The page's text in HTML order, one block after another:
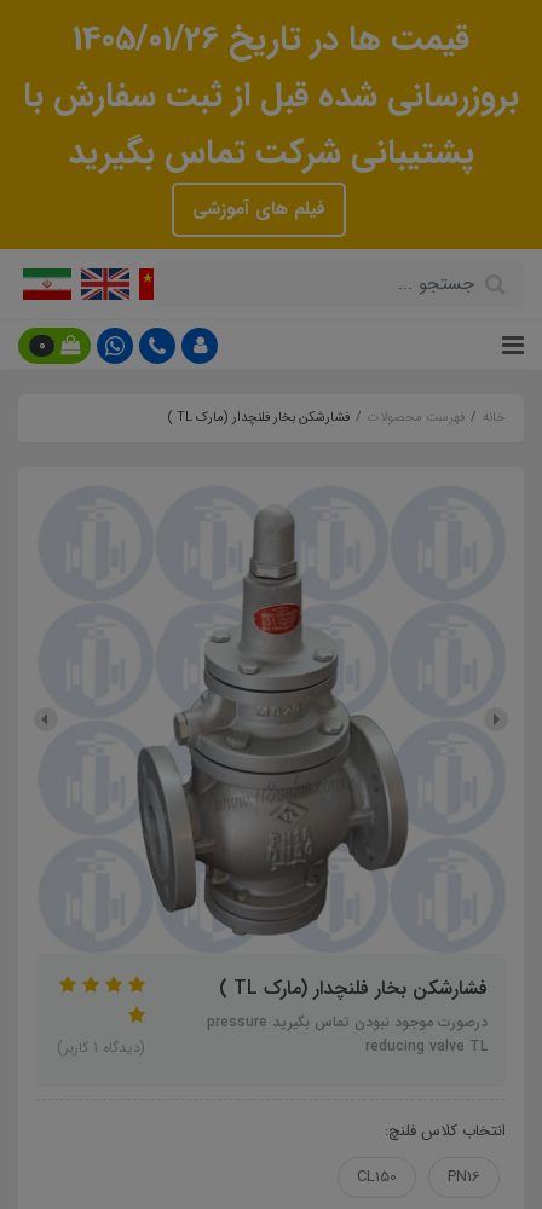
قیمت ها در تاریخ 1405/01/26
بروزرسانی شده قبل از ثبت سفارش با
پشتیبانی شرکت تماس بگیرید
فیلم های آموزشی
0
خانه فهرست محصولات فشارشکن بخار فلنچدار (مارک TL )
فشارشکن بخار فلنچدار (مارک TL )
درصورت موجود نبودن تماس بگیرید pressure
reducing valve TL
(دیدگاه 1 کاربر)
انتخاب کلاس فلنچ:
PN16
CL150